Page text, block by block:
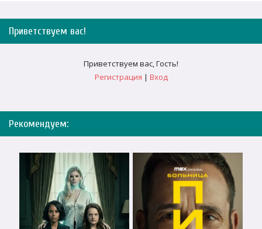
Приветствуем вас!
Приветствуем вас,Гость!
Регистрация | Вход
Рекомендуем: